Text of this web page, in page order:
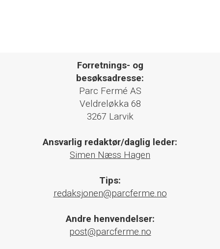
Forretnings- og
besøksadresse:
Parc Fermé AS
Veldreløkka 68
3267 Larvik
Ansvarlig redaktør/daglig leder:
Simen Næss Hagen
Tips:
redaksjonen@parcferme.no
Andre henvendelser:
post@parcferme.no